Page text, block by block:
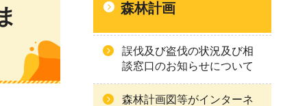
森林計画
誤伐及び盗伐の状況及び相
談窓口のお知らせについて
森林計画図等がインターネ